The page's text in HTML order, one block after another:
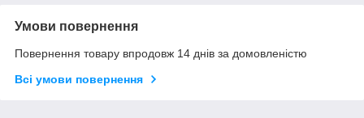
Умови повернення
Повернення товару впродовж 14 днів за домовленістю
Всі умови повернення